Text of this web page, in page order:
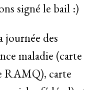
signé le bail :)
journée des
maladie (carte
RAMQ), carte